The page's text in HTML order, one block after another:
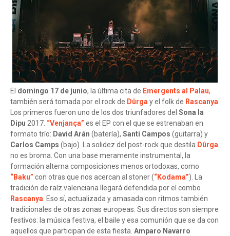
El domingo 17 de junio, la última cita de Emergents al Palau,
también será tomada por el rock de Dûrgay el folk de Rascanya.
Los primeros fueron uno de los dos triunfadores del Sona la
Dipu 2017. “Venjança” es el EP con el que se estrenaban en
formato trío: David Arán (batería), Santi Campos (guitarra) y
Carlos Camps (bajo). La solidez del post-rock que destila Dûrga
no es broma. Con una base meramente instrumental, la
formación alterna composiciones menos ortodoxas, como
“Baku” con otras que nos acercan al stoner (“Kodama”). La
tradición de raíz valenciana llegará defendida por el combo
Rascanya. Eso sí, actualizada y amasada con ritmos también
tradicionales de otras zonas europeas. Sus directos son siempre
festivos: la música festiva, el baile y esa comunión que se da con
aquellos que participan de esta fiesta. Amparo Navarro